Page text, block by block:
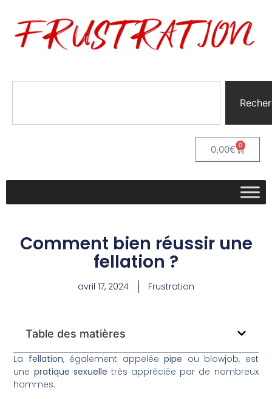
0,00€ 0
Comment bien réussir une
fellation ?
avril 17, 2024 Frustration
Table des matières
La fellation, également appeléepipe ou blowjob, est
une pratique sexuelle très appréciée par de nombreux
hommes.